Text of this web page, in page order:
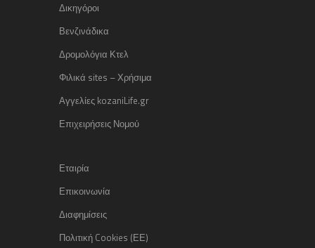
Δικηγόροι
Βενζινάδικα
Δρομολόγια Κτελ
Φιλικά sites – Χρήσιμα
Αγγελίες kozaniLife.gr
Επιχειρήσεις Νομού
Εταιρία
Επικοινωνία
Διαφημίσεις
Πολιτική Cookies (ΕΕ)